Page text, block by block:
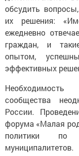
обсудить
их решения:
ежедневно
граждан, и
опытом,
эффективных
сообщества
России.
форума «Малая
политики по
муниципалитетов.